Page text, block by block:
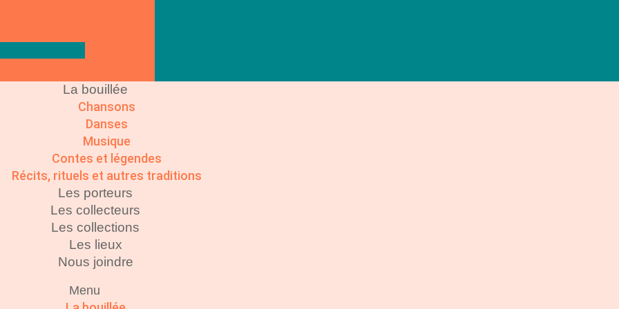
La bouillée
Chansons
Danses
Musique
Contes et légendes
Récits, rituels et autres traditions
Les porteurs
Les collecteurs
Les collections
Les lieux
Nous joindre
Menu